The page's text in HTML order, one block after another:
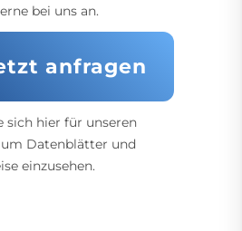
bei uns an.
anfragen
sich hier für unseren
Datenblätter und
einzusehen.